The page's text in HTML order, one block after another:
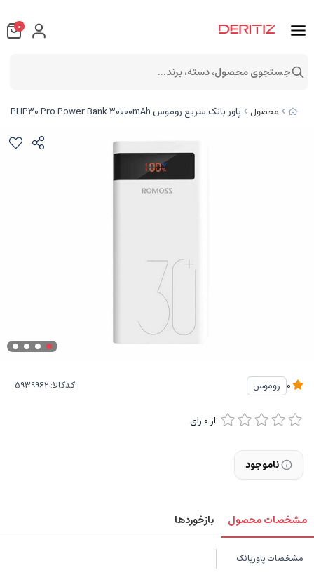
محصول پاور بانک سریع روموس Romoss Sense 8P Plus PHP30 Pro Power Bank 30000mAh
روموس کدکالا:
از0 رای
ناموجود
مشخصات محصول بازخوردها
مشخصات پاوربانک
0
جستجوی محصول، دسته، برند...